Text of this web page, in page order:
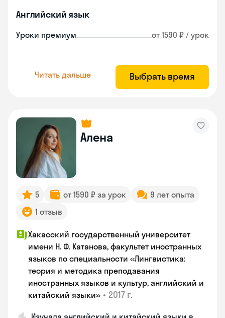
Английский язык
Уроки премиум от 1590 ₽ / урок
Читать дальше Выбрать время
Алена
5 от 1590 ₽ за урок
9 лет опыта
1 отзыв
Хакасский государственный университет
имени Н. Ф. Катанова, факультет иностранных
языков по специальности «Лингвистика:
теория и методика преподавания
иностранных языков и культур, английский и
китайский языки» • 2017 г.